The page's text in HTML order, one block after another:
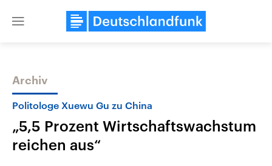
Close
Themen
Archiv
Politologe Xuewu Gu zu China
„5,5 Prozent Wirtschaftswachstum
reichen aus“